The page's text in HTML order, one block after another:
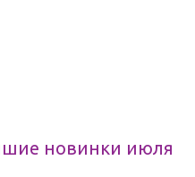
новинки июля